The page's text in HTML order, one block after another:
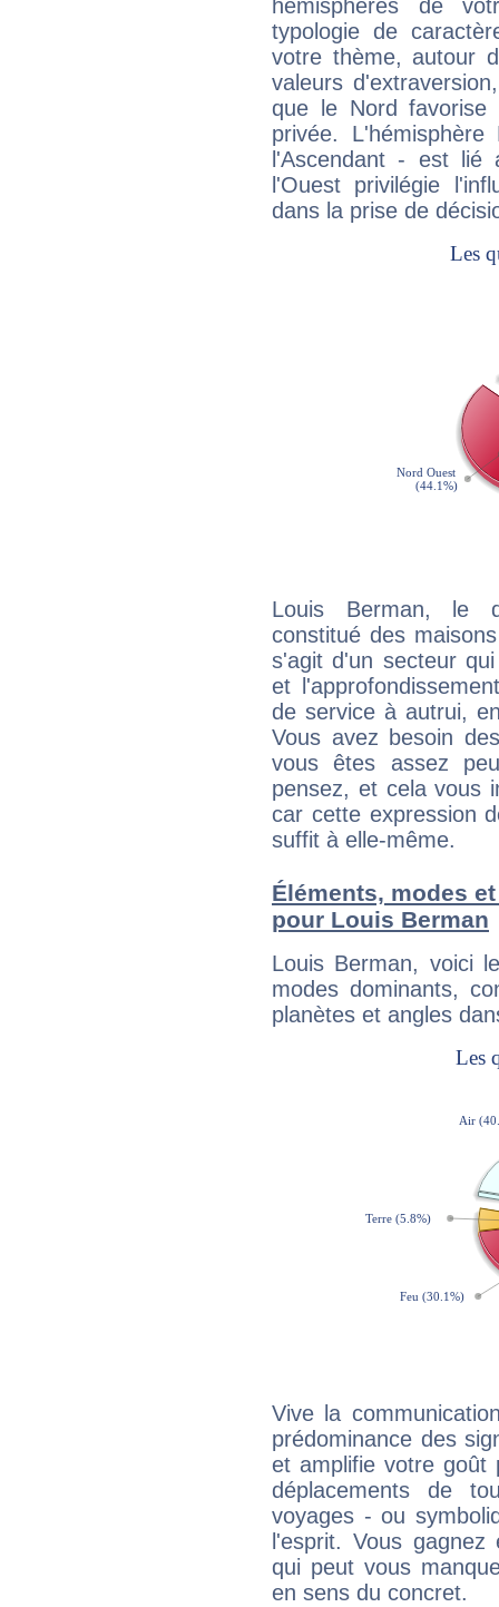
hémisphères de
typologie de
votre thème, autour
valeurs
que le Nord favorise
privée.
l'Ascendant - est
l'Ouest privilégie
dans la prise de
Louis Berman, le
constitué des
s'agit d'un secteur
et
de service à autrui,
Vous avez besoin
vous êtes assez
pensez, et cela vous
car cette expression
suffit à elle-même.
Éléments, modes
pour Louis Berman
Louis Berman, voici
modes dominants,
planètes et angles
Vive la
prédominance des
et amplifie votre goût
déplacements de
voyages - ou
l'esprit. Vous
qui peut vous
en sens du concret.